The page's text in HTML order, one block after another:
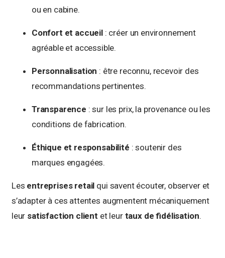
ou en cabine.
Confort et accueil: créer un environnement
agréable et accessible.
Personnalisation : être reconnu, recevoir des
recommandations pertinentes.
Transparence : sur les prix, la provenance ou les
conditions de fabrication.
Éthique et responsabilité : soutenir des
marques engagées.
Les entreprises retail qui savent écouter, observer et
s’adapter à ces attentes augmentent mécaniquement
leur satisfaction client et leur taux de fidélisation.